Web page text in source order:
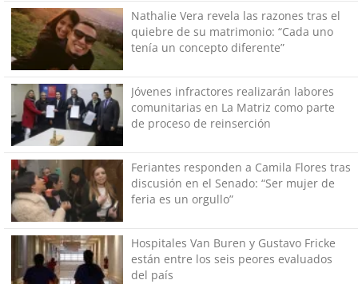
Nathalie Vera revela las razones tras el
quiebre de su matrimonio: “Cada uno
tenía un concepto diferente”
Jóvenes infractores realizarán labores
comunitarias en La Matriz como parte
de proceso de reinserción
Feriantes responden a Camila Flores tras
discusión en el Senado: “Ser mujer de
feria es un orgullo”
Hospitales Van Buren y Gustavo Fricke
están entre los seis peores evaluados
del país